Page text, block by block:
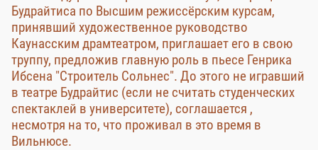
Будрайтиса по Высшим режиссёрским курсам,
принявший художественное руководство
Каунасским драмтеатром, приглашает его в свою
труппу, предложив главную роль в пьесе Генрика
Ибсена "Строитель Сольнес". До этого не игравший
в театре Будрайтис (если не считать студенческих
спектаклей в университете), соглашается ,
несмотря на то, что проживал в это время в
Вильнюсе.